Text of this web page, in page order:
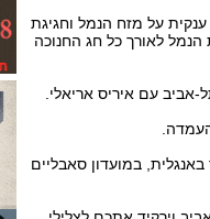
ענקית על מזח הנמל וחגיגת
הנמל ב-20 ₪ שיגישו מסעדות הנמל לאורך כל חג החנוכה
אביב עם איריס אריאלי.
במועדון סאבליים